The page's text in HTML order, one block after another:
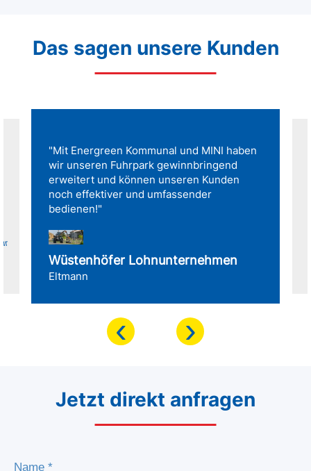
Das sagen unsere Kunden
"Mit Energreen Kommunal und MINI haben
wir unseren Fuhrpark gewinnbringend
erweitert und können unseren Kunden
noch effektiver und umfassender
bedienen!"
Wüstenhöfer Lohnunternehmen
Eltmann
‹ ›
Jetzt direkt anfragen